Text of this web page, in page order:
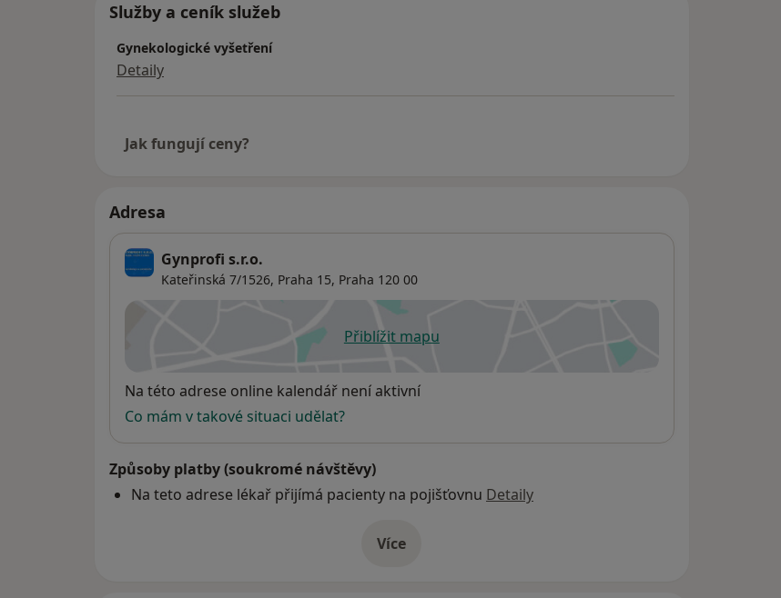
Služby a ceník služeb
Gynekologické vyšetření
Detaily
Jak fungují ceny?
Adresa
Gynprofi s.r.o.
Kateřinská 7/1526, Praha 15, Praha 120 00
Přiblížit mapuse otevře v nové záložce
Dostupnost
Na této adrese online kalendář není aktivní
Co mám v takové situaci udělat?
Způsoby platby (soukromé návštěvy)
Na teto adrese lékař přijímá pacienty na pojišťovnu Detaily
Víceo adrese